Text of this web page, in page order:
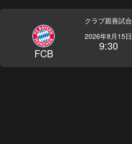
クラブ親善試合
FCB
2026年8月15日
9:30